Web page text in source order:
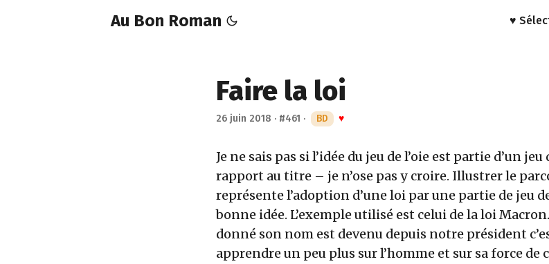
Au Bon Roman ♥️
Faire la loi
26 juin 2018 · #461 · BD ♥
Je ne sais pas si l’idée du jeu de l’oie est partie d’un
rapport au titre – je n’ose pas y croire. Illustrer le
représente l’adoption d’une loi par une partie de jeu
bonne idée. L’exemple utilisé est celui de la loi
donné son nom est devenu depuis notre président
apprendre un peu plus sur l’homme et sur sa force de